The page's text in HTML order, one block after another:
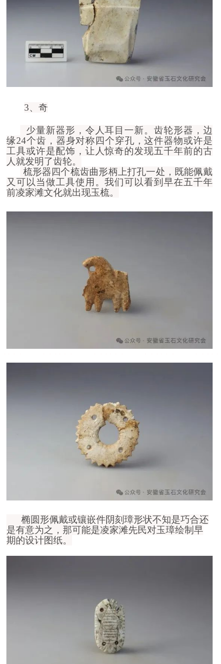
3、奇
少量新器形， 令人耳目一新。 齿轮形器 ， 边
缘24个齿，器身对称四个穿孔，这件器物或许是
工具或许是配饰，让人惊奇的发现五千年前的古
人就发明了齿轮。
梳形器四个梳齿曲形柄上打孔一处，既能佩戴
又可以当做工具使用。我们可以看到早在五千年
前凌家滩文化就出现玉梳。
椭圆形佩戴或镶嵌件阴刻璋形状不知是巧合还
是有意为之，那可能是凌家滩先民对玉璋绘制早
期的设计图纸。